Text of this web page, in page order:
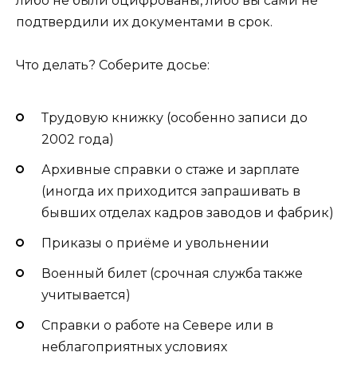
подтвердили их документами в срок.
Что делать? Соберите досье:
Трудовую книжку (особенно записи до
2002 года)
Архивные справки о стаже и зарплате
(иногда их приходится запрашивать в
бывших отделах кадров заводов и фабрик)
Приказы о приёме и увольнении
Военный билет (срочная служба также
учитывается)
Справки о работе на Севере или в
неблагоприятных условиях